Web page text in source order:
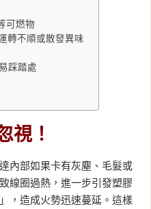
可燃物
轉不順或散發異味
踩踏處
視！
內部如果卡有灰塵、毛髮或
線圈過熱，進一步引發塑膠
，造成火勢迅速蔓延。這樣